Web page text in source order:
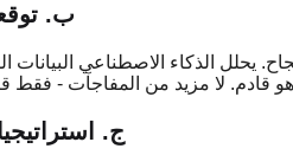
ب.
يحلل الذكاء الاصطناعي البيانات
ج.